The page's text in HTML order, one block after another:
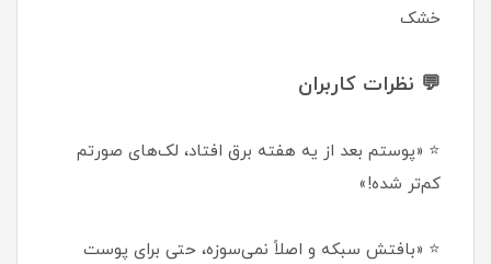
خشک
💬 نظرات کاربران
⭐ «پوستم بعد از یه هفته برق افتاد، لک‌های صورتم
کم‌تر شده!»
⭐ «بافتش سبکه و اصلاً نمی‌سوزه، حتی برای پوست